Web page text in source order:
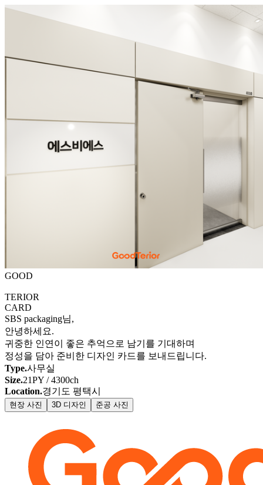
GOOD
TERIOR
CARD
SBS packaging님,
안녕하세요.
귀중한 인연이 좋은 추억으로 남기를 기대하며
정성을 담아 준비한 디자인 카드를 보내드립니다.
Type.사무실
Size.21PY / 4300ch
Location.경기도 평택시
현장 사진 3D 디자인 준공 사진